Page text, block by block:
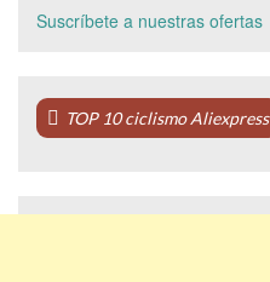
Suscríbete a nuestras ofertas
TOP 10 ciclismo Aliexpress